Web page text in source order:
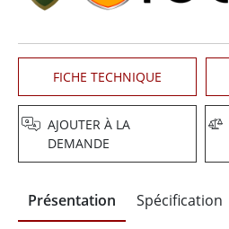
FICHE TECHNIQUE
AJOUTER À LA
DEMANDE
Présentation Spécification